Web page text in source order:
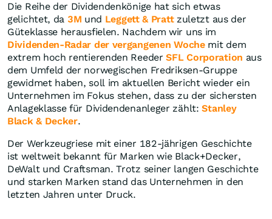
Die Reihe der Dividendenkönige hat sich etwas
gelichtet, da 3M und Leggett & Prattzuletzt aus der
Güteklasse herausfielen. Nachdem wir uns im
Dividenden-Radar der vergangenen Wochemit dem
extrem hoch rentierenden ReederSFL Corporation aus
dem Umfeld der norwegischen Fredriksen-Gruppe
gewidmet haben, soll im aktuellen Bericht wieder ein
Unternehmen im Fokus stehen, dass zu der sichersten
Anlageklasse für Dividendenanleger zählt:Stanley
Black & Decker.
Der Werkzeugriese mit einer 182-jährigen Geschichte
ist weltweit bekannt für Marken wie Black+Decker,
DeWalt und Craftsman. Trotz seiner langen Geschichte
und starken Marken stand das Unternehmen in den
letzten Jahren unter Druck.